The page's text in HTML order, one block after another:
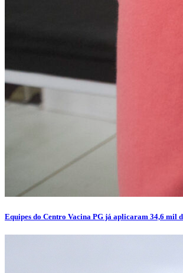
Equipes do Centro Vacina PG já aplicaram 34,6 mil